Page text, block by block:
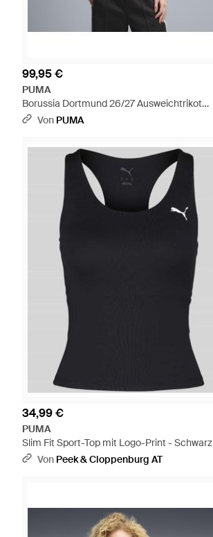
99,95 €
PUMA
Borussia Dortmund 26/27 Ausweichtrikot
Damen, Accessoires - Lila
Von PUMA
34,99 €
PUMA
Slim Fit Sport-Top mit Logo-Print - Schwarz
Von Peek & Cloppenburg AT